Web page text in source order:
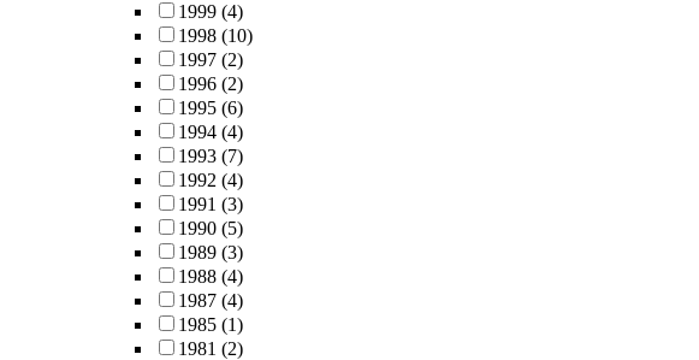
1999 (4)
1998 (10)
1997 (2)
1996 (2)
1995 (6)
1994 (4)
1993 (7)
1992 (4)
1991 (3)
1990 (5)
1989 (3)
1988 (4)
1987 (4)
1985 (1)
1981 (2)